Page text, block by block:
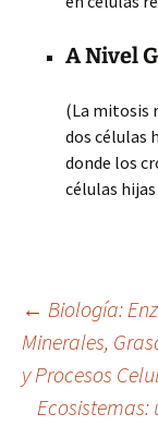
A Nivel
(La mitosis
dos células
donde los
células
de
← Biología:
Minerales,
y Procesos